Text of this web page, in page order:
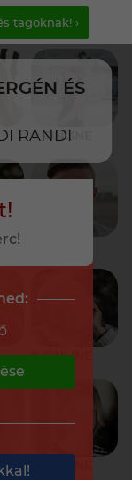
ÉS
RANDI
tagoknak! ›
ONLINE
ONLINE